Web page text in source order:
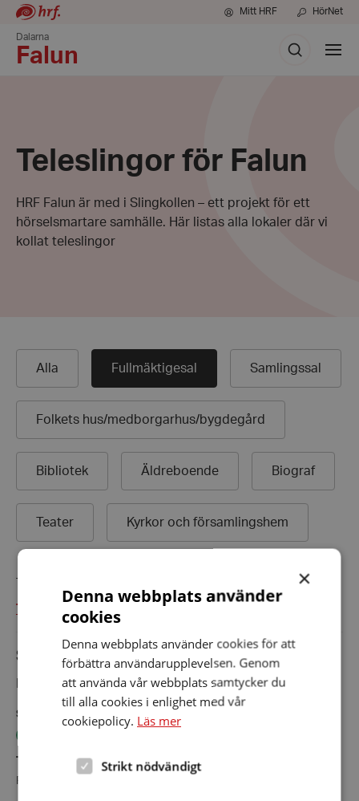
Mitt HRF HörNet
Dalarna
Falun
Sök
Visa
meny
Teleslingor för Falun
HRF Falun är med i Slingkollen – ett projekt för ett
hörselsmartare samhälle. Här listas alla lokaler där vi
kollat teleslingor
Alla Fullmäktigesal Samlingssal
Folkets hus/medborgarhus/bygdegård
Bibliotek Äldreboende Biograf
Teater Kyrkor och församlingshem
Till distriktets webbplats
Stadshuset
Falu Stadshus AB, Slaggatan, Falun, Sverige
Slingans status
Typ av lokal/ändamål
Fullmäktigesal
Slingan kollades
×
Denna webbplats använder
cookies
Denna webbplats använder cookies för att
förbättra användarupplevelsen. Genom
att använda vår webbplats samtycker du
till alla cookies i enlighet med vår
cookiepolicy. Läs mer
Strikt nödvändigt